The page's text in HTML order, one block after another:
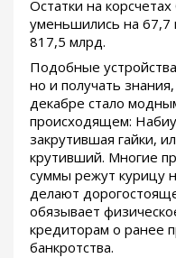
Остатки на
уменьшились на 67,7
817,5 млрд.
Подобные
но и получать
декабре стало
происходящем:
закрутившая гайки,
крутивший. Многие
суммы режут курицу
делают
обязывает
кредиторам о ранее
банкротства.